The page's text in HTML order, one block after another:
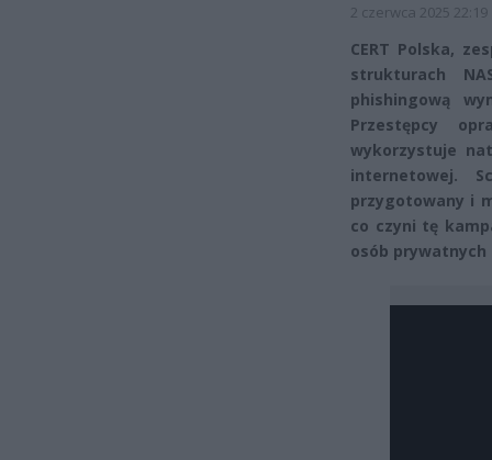
2 czerwca 2025 22:19
CERT Polska,
strukturach
phishingową
Przestępcy
wykorzystuje
internetowej.
przygotowany i
co czyni tę
osób